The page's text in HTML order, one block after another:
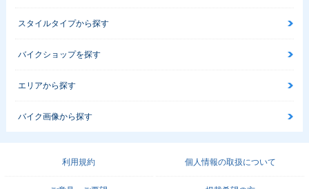
スタイルタイプから探す
バイクショップを探す
エリアから探す
バイク画像から探す
利用規約 個人情報の取扱について